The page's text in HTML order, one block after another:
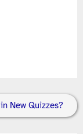
New Quizzes?